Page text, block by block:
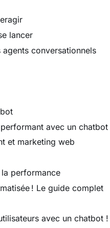
lancer
conversationnels
avec un chatbot
et marketing web
performance
! Le guide complet
avec un chatbot !